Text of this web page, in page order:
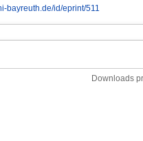
bayreuth.de/id/eprint/511
Downloads